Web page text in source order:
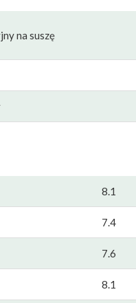
na suszę
8.1
7.4
7.6
8.1